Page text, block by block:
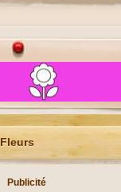
Fleurs
Publicité